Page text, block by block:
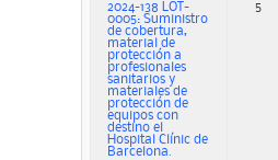
2024-138 LOT-
0005: Suministro
de cobertura,
material de
protección a
profesionales
sanitarios y
materiales de
protección de
equipos con
destino el
Hospital Clínic de
Barcelona.
5